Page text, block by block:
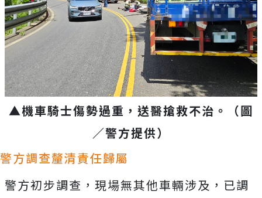
▲機車騎士傷勢過重，送醫搶救不治。（圖
／警方提供）
警方調查釐清責任歸屬
警方初步調查，現場無其他車輛涉及，已調